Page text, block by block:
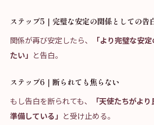
ステップ5｜完璧な安定の関係としての告
関係が再び安定したら、
「より完璧な安
たい」 と告白。
ステップ6｜断られても焦らない
もし告白を断られても、
「天使たちがよ
準備している」 と受け止める。